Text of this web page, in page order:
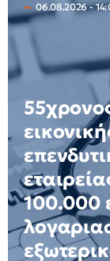
06.08.2026 -
100.000